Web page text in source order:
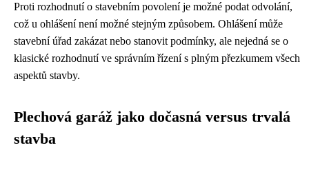
Proti rozhodnutí o stavebním povolení je možné podat odvolání,
což u ohlášení není možné stejným způsobem. Ohlášení může
stavební úřad zakázat nebo stanovit podmínky, ale nejedná se o
klasické rozhodnutí ve správním řízení s plným přezkumem všech
aspektů stavby.
Plechová garáž jako dočasná versus trvalá
stavba